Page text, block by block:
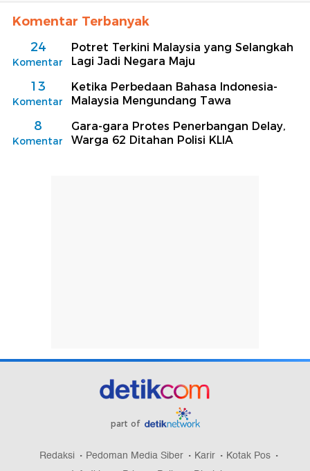
Komentar Terbanyak
24
Komentar
Potret Terkini Malaysia yang Selangkah
Lagi Jadi Negara Maju
13
Komentar
Ketika Perbedaan Bahasa Indonesia-
Malaysia Mengundang Tawa
8
Komentar
Gara-gara Protes Penerbangan Delay,
Warga 62 Ditahan Polisi KLIA
part of
Redaksi Pedoman Media Siber Karir
Kotak Pos